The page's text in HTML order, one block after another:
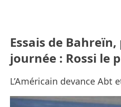
Essais de
journée : Rossi le
L’Américain devance Abt